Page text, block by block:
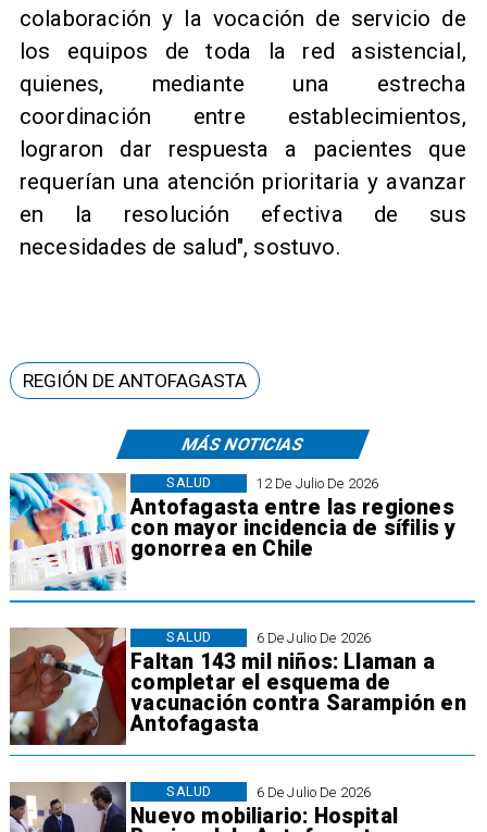
colaboración y la vocación de servicio de
los equipos de toda la red asistencial,
quienes, mediante una estrecha
coordinación entre establecimientos,
lograron dar respuesta a pacientes que
requerían una atención prioritaria y avanzar
en la resolución efectiva de sus
necesidades de salud", sostuvo.
MÁS NOTICIAS
12 De Julio De 2026
Antofagasta entre las regiones
con mayor incidencia de sífilis y
gonorrea en Chile
SALUD
6 De Julio De 2026
Faltan 143 mil niños: Llaman a
completar el esquema de
vacunación contra Sarampión en
Antofagasta
SALUD
6 De Julio De 2026
Nuevo mobiliario: Hospital
SALUD
REGIÓN DE ANTOFAGASTA